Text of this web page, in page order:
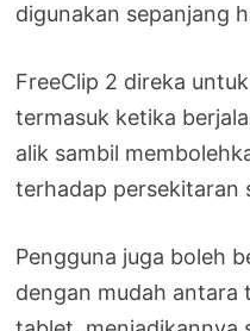
digunakan sepanjang
FreeClip 2 direka
termasuk ketika
alik sambil
terhadap persekitaran
Pengguna juga boleh
dengan mudah antara